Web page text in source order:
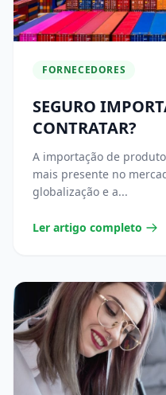
FORNECEDORES
SEGURO
CONTRATAR?
A importação de
mais presente no
globalização e a...
Ler artigo completo